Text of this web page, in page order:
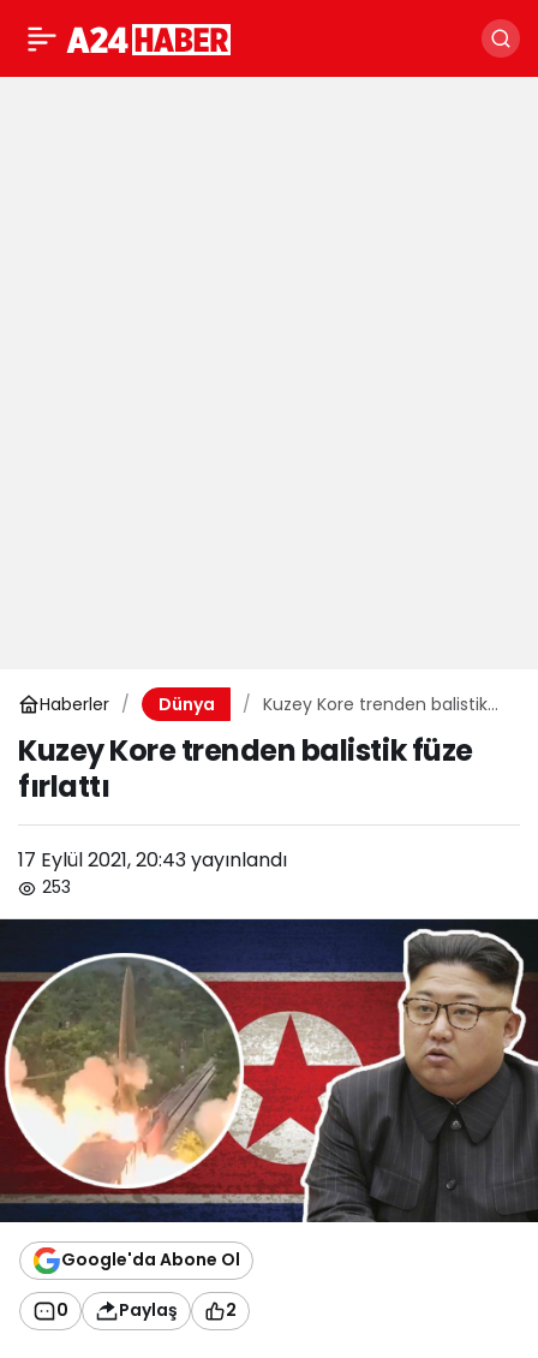
Haberler Dünya
Kuzey Kore trenden balistik
Kuzey Kore trenden balistik füze
fırlattı
17 Eylül 2021, 20:43yayınlandı
253
Google'da Abone Ol
0 Paylaş 2